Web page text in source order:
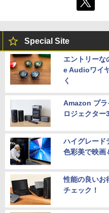
Special Site
エントリー
e Audioワイ
く
Amazon プラ
ロジェクター
ハイグレード
色彩美で映画
性能の良いお
チェック！